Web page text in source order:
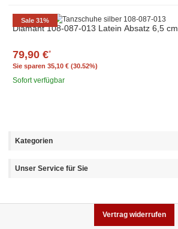
Sale 31%
Diamant 108-087-013 Latein Absatz 6,5 cm
79,90 €*
Sie sparen 35,10 € (30.52%)
Sofort verfügbar
Kategorien
Unser Service für Sie
Vertrag widerrufen